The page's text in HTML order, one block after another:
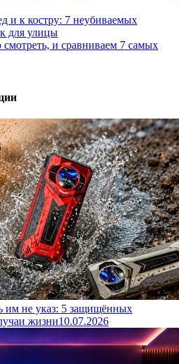
и к костру: 7 неубиваемых
для улицы
смотреть, и сравниваем 7 самых
им не указ: 5 защищённых
жизни10.07.2026